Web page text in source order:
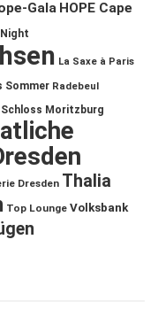
Gala HOPE Cape
Night
La Saxe à Paris
Sommer Radebeul
Schloss Moritzburg
Dresden Thalia
Top Lounge Volksbank